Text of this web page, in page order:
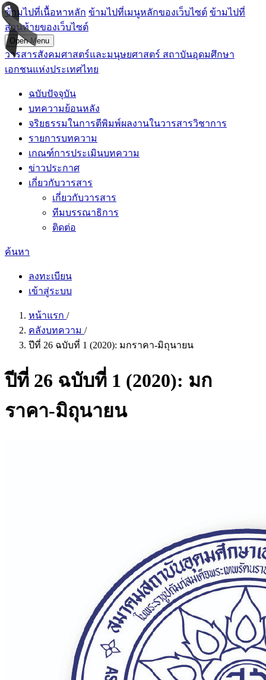
ข้ามไปที่เนื้อหาหลัก ข้ามไปที่เมนูหลักของเว็บไซต์ ข้ามไปที่
ส่วนท้ายของเว็บไซต์
Open Menu
วารสารสังคมศาสตร์และมนุษยศาสตร์ สถาบันอุดมศึกษา
เอกชนแห่งประเทศไทย
ฉบับปัจจุบัน
บทความย้อนหลัง
จริยธรรมในการตีพิมพ์ผลงานในวารสารวิชาการ
รายการบทความ
เกณฑ์การประเมินบทความ
ข่าวประกาศ
เกี่ยวกับวารสาร
เกี่ยวกับวารสาร
ทีมบรรณาธิการ
ติดต่อ
ค้นหา
ลงทะเบียน
เข้าสู่ระบบ
หน้าแรก /
คลังบทความ /
ปีที่ 26 ฉบับที่ 1 (2020): มกราคา-มิถุนายน
ปีที่ 26 ฉบับที่ 1 (2020): มก
ราคา-มิถุนายน